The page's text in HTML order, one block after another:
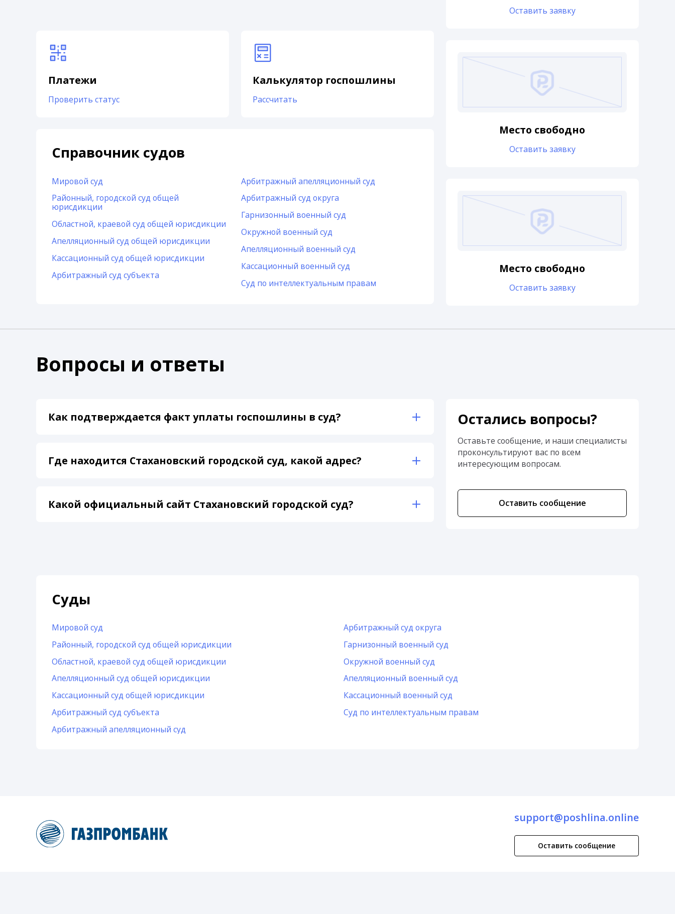
Платежи
Проверить статус
Калькулятор госпошлины
Рассчитать
Справочник судов
Мировой суд
Районный, городской суд общей
юрисдикции
Областной, краевой суд общей юрисдикции
Апелляционный суд общей юрисдикции
Кассационный суд общей юрисдикции
Арбитражный суд субъекта
Арбитражный апелляционный суд
Арбитражный суд округа
Гарнизонный военный суд
Окружной военный суд
Апелляционный военный суд
Кассационный военный суд
Суд по интеллектуальным правам
Оставить заявку
Место свободно
Оставить заявку
Место свободно
Оставить заявку
Вопросы и ответы
Как подтверждается факт уплаты госпошлины в суд?
Где находится Стахановский городской суд, какой адрес?
Какой официальный сайт Стахановский городской суд?
Остались вопросы?
Оставьте сообщение, и наши специалисты
проконсультируют вас по всем
интересующим вопросам.
Оставить сообщение
Суды
Мировой суд
Районный, городской суд общей юрисдикции
Областной, краевой суд общей юрисдикции
Апелляционный суд общей юрисдикции
Кассационный суд общей юрисдикции
Арбитражный суд субъекта
Арбитражный апелляционный суд
Арбитражный суд округа
Гарнизонный военный суд
Окружной военный суд
Апелляционный военный суд
Кассационный военный суд
Суд по интеллектуальным правам
support@poshlina.online
Оставить сообщение